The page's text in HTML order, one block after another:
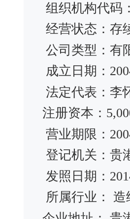
组织机构代码
经营状态：存
公司类型：有
成立日期：
法定代表：李
注册资本：
营业期限：
登记机关：贵
发照日期：
所属行业：